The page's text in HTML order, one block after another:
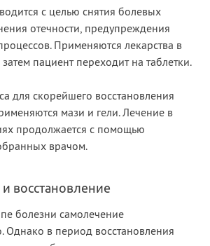
с целью снятия болевых
отечности, предупреждения
Применяются лекарства в
пациент переходит на таблетки.
для скорейшего восстановления
мази и гели. Лечение в
продолжается с помощью
врачом.
восстановление
болезни самолечение
Однако в период восстановления